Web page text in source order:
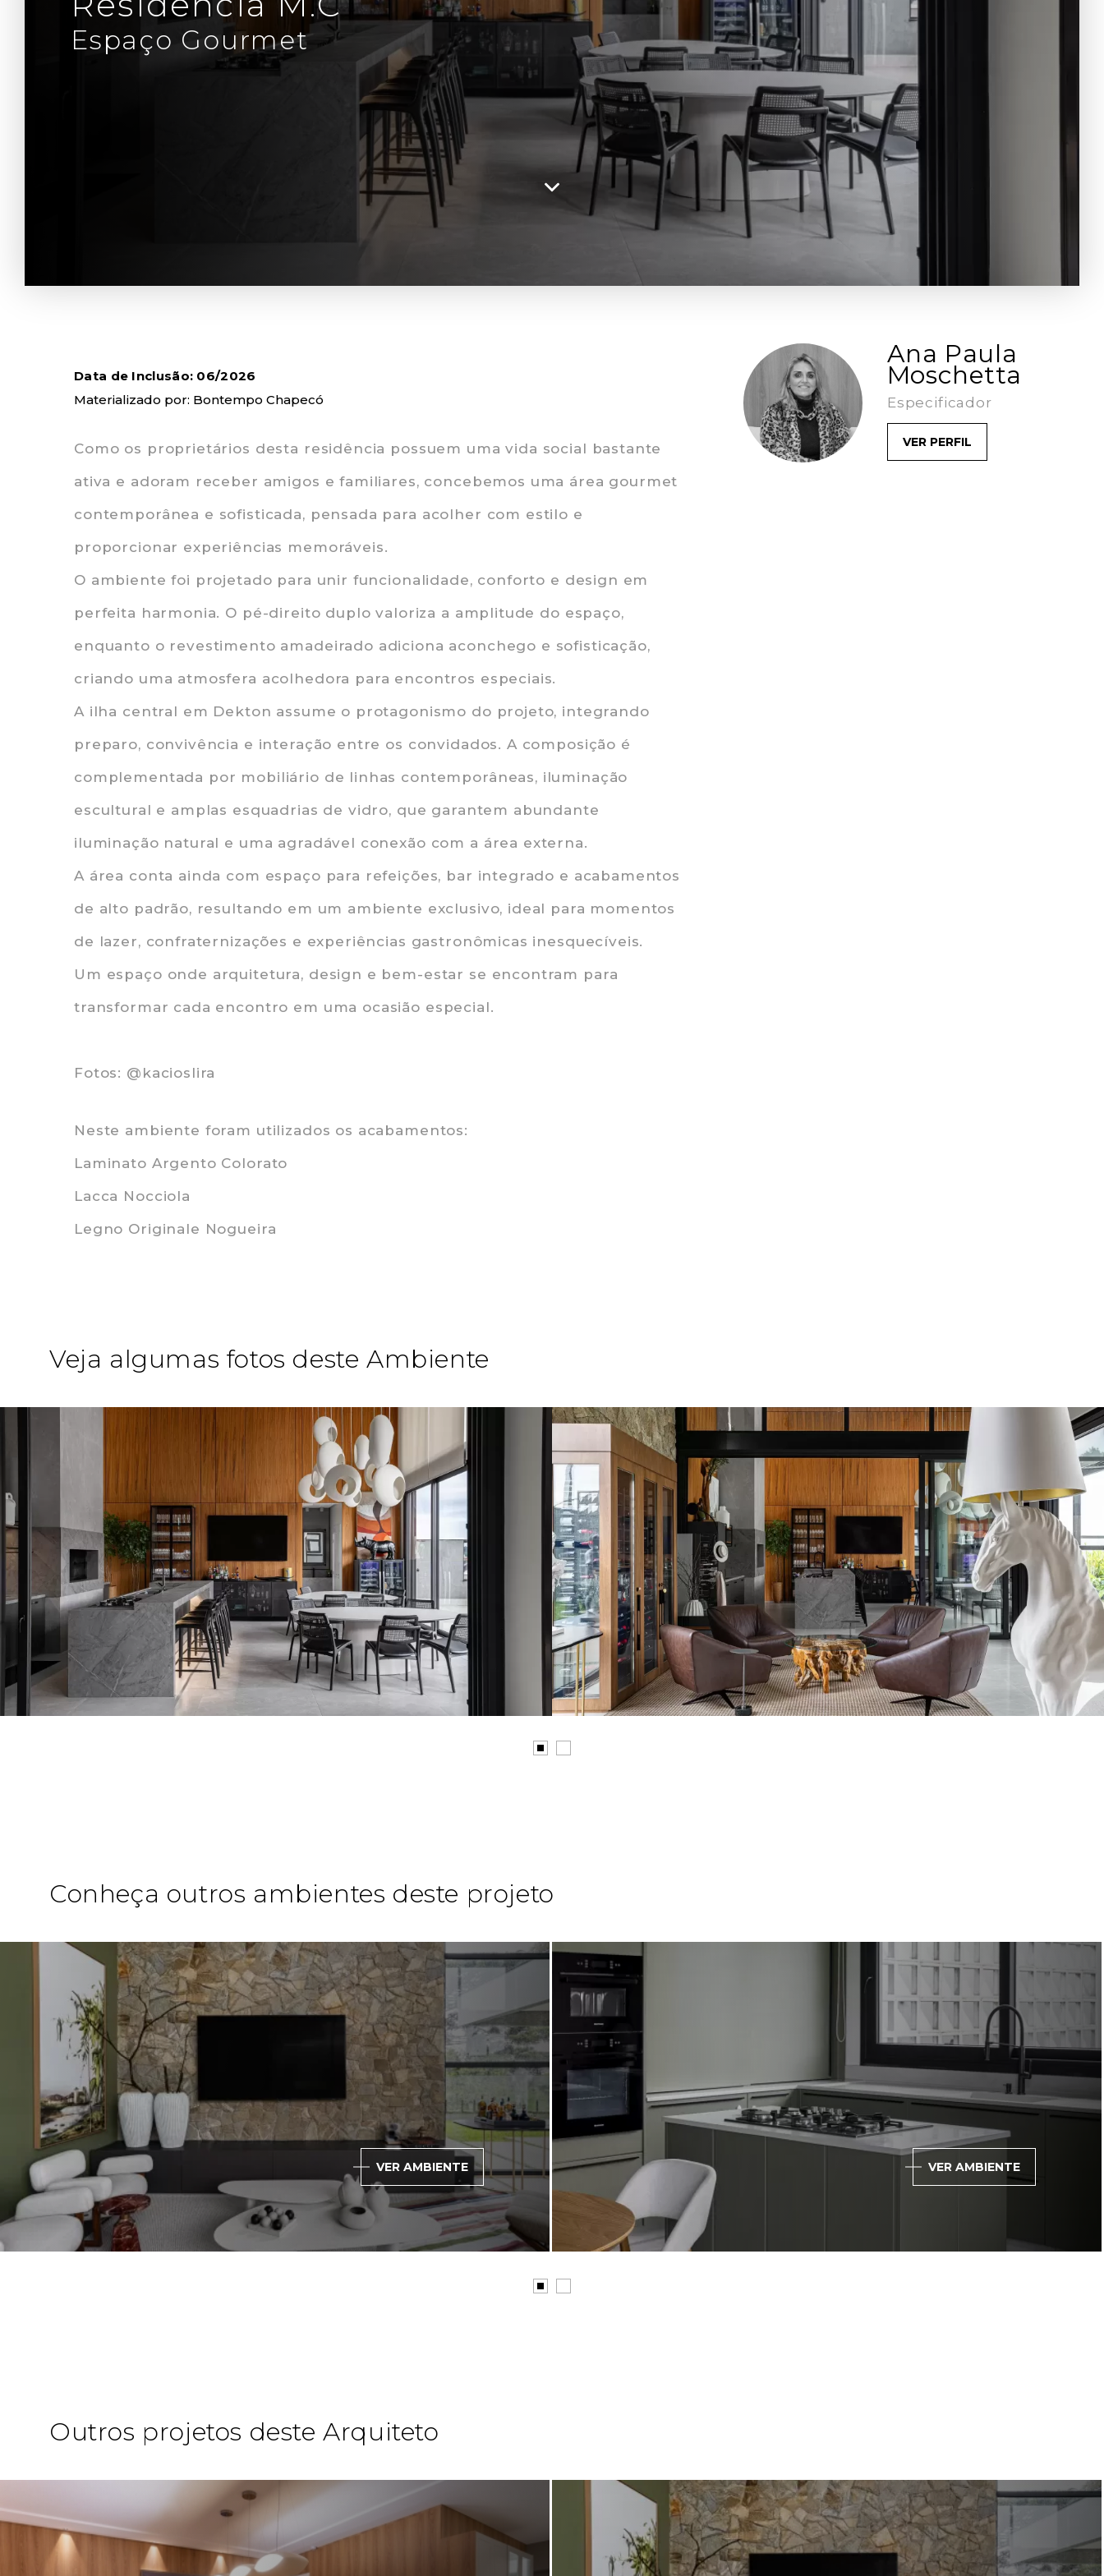
Espaço Gourmet
Data de Inclusão: 06/2026
Materializado por: Bontempo Chapecó
Como os proprietários desta residência possuem uma vida social bastante
ativa e adoram receber amigos e familiares, concebemos uma área gourmet
contemporânea e sofisticada, pensada para acolher com estilo e
proporcionar experiências memoráveis.
O ambiente foi projetado para unir funcionalidade, conforto e design em
perfeita harmonia. O pé-direito duplo valoriza a amplitude do espaço,
enquanto o revestimento amadeirado adiciona aconchego e sofisticação,
criando uma atmosfera acolhedora para encontros especiais.
A ilha central em Dekton assume o protagonismo do projeto, integrando
preparo, convivência e interação entre os convidados. A composição é
complementada por mobiliário de linhas contemporâneas, iluminação
escultural e amplas esquadrias de vidro, que garantem abundante
iluminação natural e uma agradável conexão com a área externa.
A área conta ainda com espaço para refeições, bar integrado e acabamentos
de alto padrão, resultando em um ambiente exclusivo, ideal para momentos
de lazer, confraternizações e experiências gastronômicas inesquecíveis.
Um espaço onde arquitetura, design e bem-estar se encontram para
transformar cada encontro em uma ocasião especial.
Fotos: @kacioslira
Neste ambiente foram utilizados os acabamentos:
Laminato Argento Colorato
Lacca Nocciola
Legno Originale Nogueira
Ana Paula
Moschetta
Especificador
VER PERFIL
Veja algumas fotos deste Ambiente
Conheça outros ambientes deste projeto
VER AMBIENTE VER AMBIENTE
Outros projetos deste Arquiteto
Formada em Arquitetura e Urbanismo pela Universidade Federal de
Interiores. Durante esses trinta anos de atuação, realizou diversos
projetos de edificações e interiores, abrangendo os segmentos
residenciais, comerciais, industriais e institucionais.
Nosso escritório desenvolve projetos de arquitetura contemporânea
que unem sofisticação, funcionalidade e conexão com a natureza.
Acreditamos em espaços atemporais, marcados por linhas limpas,
proporções equilibradas e ambientes integrados, onde o design
moderno se expressa de forma elegante e acolhedora.
paulamoschetta@terra.com.br
www.instagram.com/anapaulamoschetta